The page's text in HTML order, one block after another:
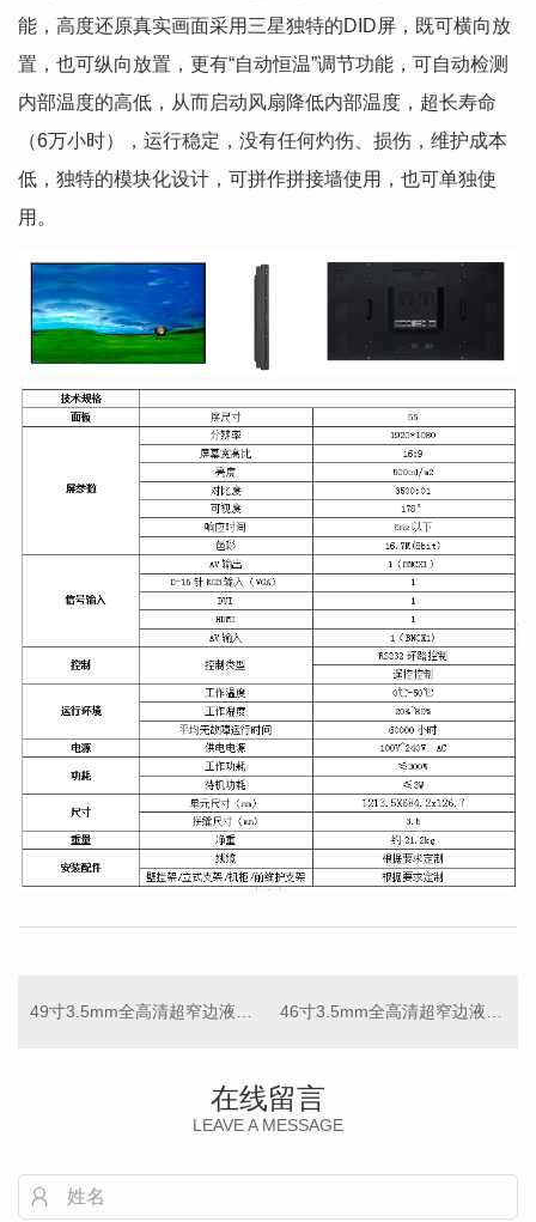
能，高度还原真实画面采用三星独特的DID屏，既可横向放
置，也可纵向放置，更有“自动恒温”调节功能，可自动检测
内部温度的高低，从而启动风扇降低内部温度，超长寿命
（6万小时），运行稳定，没有任何灼伤、损伤，维护成本
低，独特的模块化设计，可拼作拼接墙使用，也可单独使
用。
49寸3.5mm全高清超窄边液晶拼接单元 46寸3.5mm全高清超窄边液晶拼接单元
在线留言
LEAVE A MESSAGE